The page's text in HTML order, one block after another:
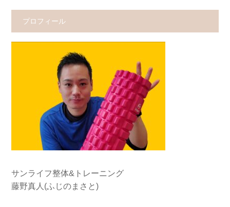
プロフィール
サンライフ整体&トレーニング
藤野真人(ふじのまさと)